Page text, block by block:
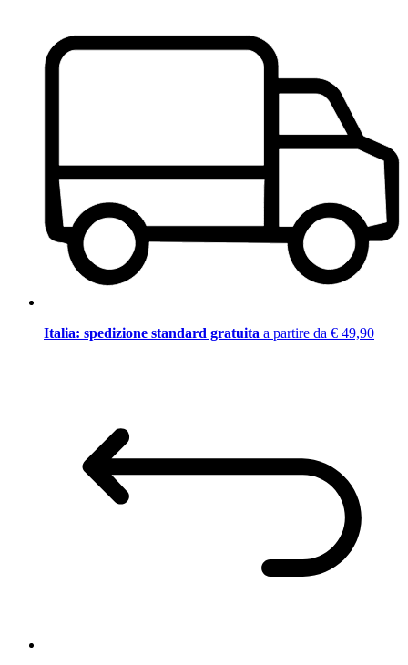
Italia: spedizione standard gratuita a partire da € 49,90